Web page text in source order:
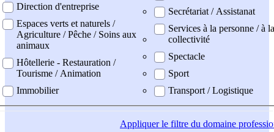
Direction d'entreprise
Espaces verts et naturels /
Agriculture / Pêche / Soins aux
animaux
Hôtellerie - Restauration /
Tourisme / Animation
Immobilier
Secrétariat / Assistanat
Services à la personne / à la
collectivité
Spectacle
Sport
Transport / Logistique
Appliquerle filtre du domaine